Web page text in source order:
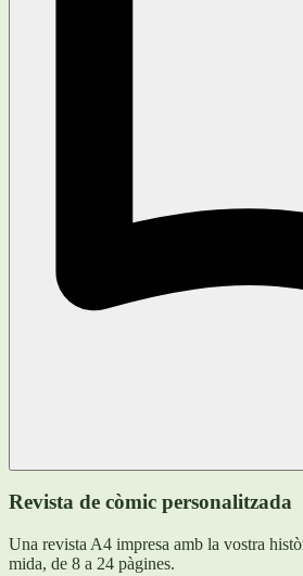
Revista de còmic personalitzada
Una revista A4 impresa amb la vostra
mida, de 8 a 24 pàgines.